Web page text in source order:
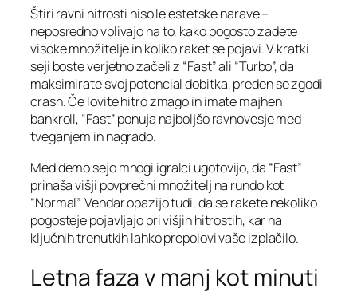
Štiri ravni hitrosti niso le estetske narave –
neposredno vplivajo na to, kako pogosto zadete
visoke množitelje in koliko raket se pojavi. V kratki
seji boste verjetno začeli z “Fast” ali “Turbo”, da
maksimirate svoj potencial dobitka, preden se zgodi
crash. Če lovite hitro zmago in imate majhen
bankroll, “Fast” ponuja najboljšo ravnovesje med
tveganjem in nagrado.
Med demo sejo mnogi igralci ugotovijo, da “Fast”
prinaša višji povprečni množitelj na rundo kot
“Normal”. Vendar opazijo tudi, da se rakete nekoliko
pogosteje pojavljajo pri višjih hitrostih, kar na
ključnih trenutkih lahko prepolovi vaše izplačilo.
Letna faza v manj kot minuti